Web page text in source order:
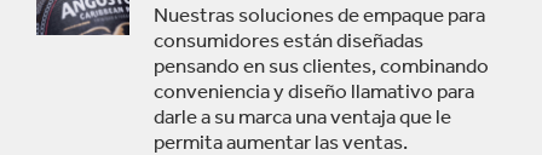
Nuestras soluciones de empaque para
consumidores están diseñadas
pensando en sus clientes, combinando
conveniencia y diseño llamativo para
darle a su marca una ventaja que le
permita aumentar las ventas.